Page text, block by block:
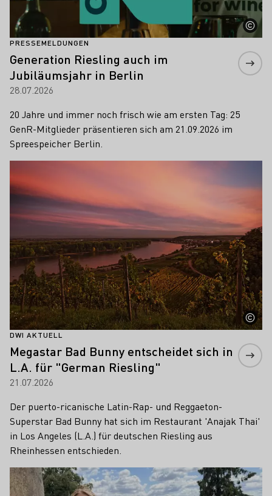
PRESSEMELDUNGEN
Generation Riesling auch im
Jubiläumsjahr in Berlin
28.07.2026
20 Jahre und immer noch frisch wie am ersten Tag: 25
GenR-Mitglieder präsentieren sich am 21.09.2026 im
Spreespeicher Berlin.
DWI AKTUELL
Megastar Bad Bunny entscheidet sich in
L.A. für "German Riesling"
21.07.2026
Der puerto-ricanische Latin-Rap- und Reggaeton-
Superstar Bad Bunny hat sich im Restaurant 'Anajak Thai'
in Los Angeles (L.A.) für deutschen Riesling aus
Rheinhessen entschieden.
Mehr erfahren